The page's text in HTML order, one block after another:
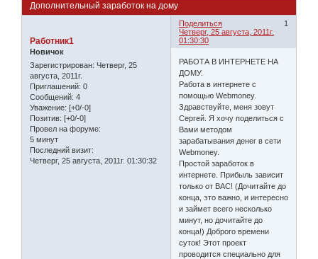
Дополнительный заработок на дому
Поделиться
1
Четверг, 25 августа, 2011г.
01:30:30
Работник1
Новичок
Зарегистрирован: Четверг, 25
августа, 2011г.
Приглашений: 0
Сообщений: 4
Уважение: [+0/-0]
Позитив: [+0/-0]
Провел на форуме:
5 минут
Последний визит:
Четверг, 25 августа, 2011г. 01:30:32
РАБОТА В ИНТЕРНЕТЕ НА
ДОМУ.
Работа в интернете с
помощью Webmoney.
Здравствуйте, меня зовут
Сергей. Я хочу поделиться с
Вами методом
зарабатывания денег в сети
Webmoney.
Простой заработок в
интернете. Прибыль зависит
только от ВАС! (Дочитайте до
конца, это важно, и интересно
и займет всего несколько
минут, но дочитайте до
конца!) Доброго времени
суток! Этот проект
проводится специально для